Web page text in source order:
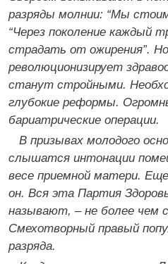
разряды молнии: “Мы
“Через поколение каждый
страдать от ожирения”.
революционизирует
станут стройными.
глубокие реформы.
бариатрические операции.
В призывах молодого
слышатся интонации
весе приемной матери.
он. Вся эта Партия
называют, – не более чем
Смехотворный правый
разряда.